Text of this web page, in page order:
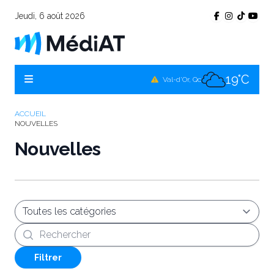
Jeudi, 6 août 2026
Val-d'Or, Qc 19°C
ACCUEIL
NOUVELLES
Nouvelles
Recherche
Filtrer